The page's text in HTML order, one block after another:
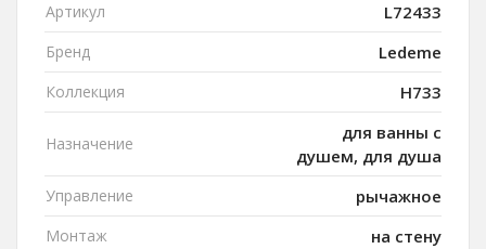
Артикул L72433
Бренд Ledeme
Коллекция H733
Назначение
для ванны с
душем, для душа
Управление рычажное
Монтаж на стену